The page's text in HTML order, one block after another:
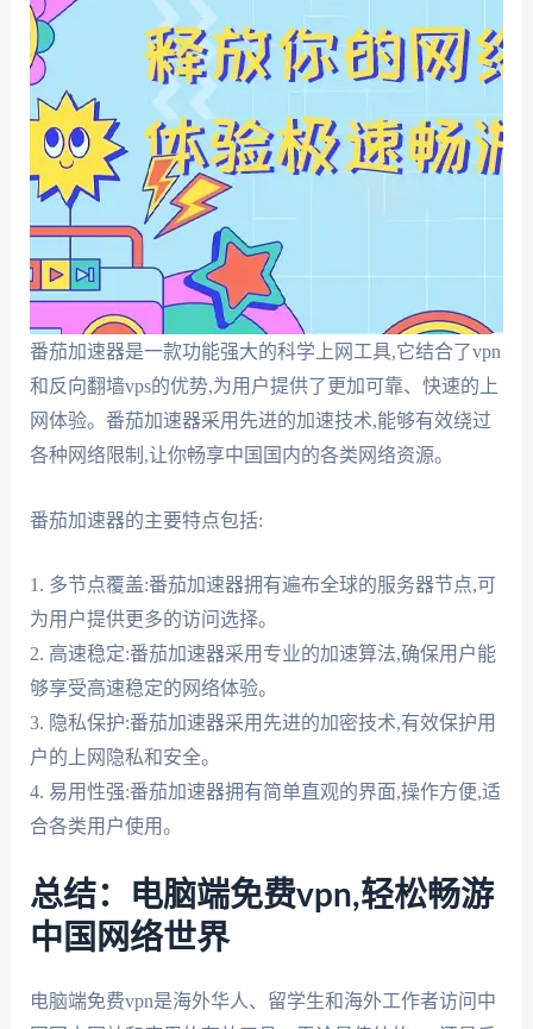
番茄加速器是一款功能强大的科学上网工具,它结合了vpn
和反向翻墙vps的优势,为用户提供了更加可靠、快速的上
网体验。番茄加速器采用先进的加速技术,能够有效绕过
各种网络限制,让你畅享中国国内的各类网络资源。
番茄加速器的主要特点包括:
1. 多节点覆盖:番茄加速器拥有遍布全球的服务器节点,可
为用户提供更多的访问选择。
2. 高速稳定:番茄加速器采用专业的加速算法,确保用户能
够享受高速稳定的网络体验。
3. 隐私保护:番茄加速器采用先进的加密技术,有效保护用
户的上网隐私和安全。
4. 易用性强:番茄加速器拥有简单直观的界面,操作方便,适
合各类用户使用。
总结：电脑端免费vpn,轻松畅游
中国网络世界
电脑端免费vpn是海外华人、留学生和海外工作者访问中